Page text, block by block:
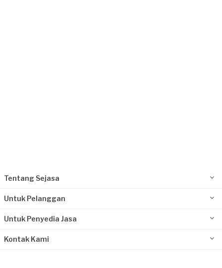
Tentang Sejasa
Untuk Pelanggan
Untuk Penyedia Jasa
Kontak Kami